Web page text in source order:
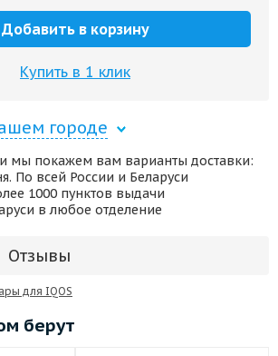
Добавить в корзину
Купить в 1 клик
городе
и мы покажем вам варианты доставки:
По всей России и Беларуси
1000 пунктов выдачи
в любое отделение
Отзывы
для IQOS
берут